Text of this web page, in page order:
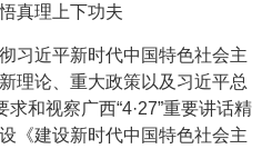
真理上下功夫
习近平新时代中国特色社会主
理论、重大政策以及习近平总
求和视察广西“4·27”重要讲话精
《建设新时代中国特色社会主